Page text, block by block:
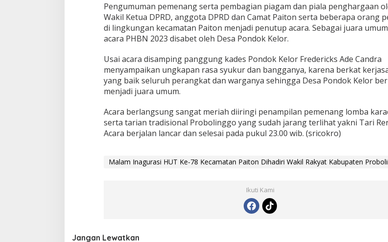
Pengumuman pemenang serta pembagian piagam dan piala penghargaan
Wakil Ketua DPRD, anggota DPRD dan Camat Paiton serta beberapa orang
di lingkungan kecamatan Paiton menjadi penutup acara. Sebagai juara
acara PHBN 2023 disabet oleh Desa Pondok Kelor.
Usai acara disamping panggung kades Pondok Kelor Fredericks Ade Candra
menyampaikan ungkapan rasa syukur dan bangganya, karena berkat
yang baik seluruh perangkat dan warganya sehingga Desa Pondok Kelor
menjadi juara umum.
Acara berlangsung sangat meriah diiringi penampilan pemenang lomba
serta tarian tradisional Probolinggo yang sudah jarang terlihat yakni Tari
Acara berjalan lancar dan selesai pada pukul 23.00 wib. (sricokro)
Malam Inagurasi HUT Ke-78 Kecamatan Paiton Dihadiri Wakil Rakyat Kabupaten
Ikuti Kami
Jangan Lewatkan